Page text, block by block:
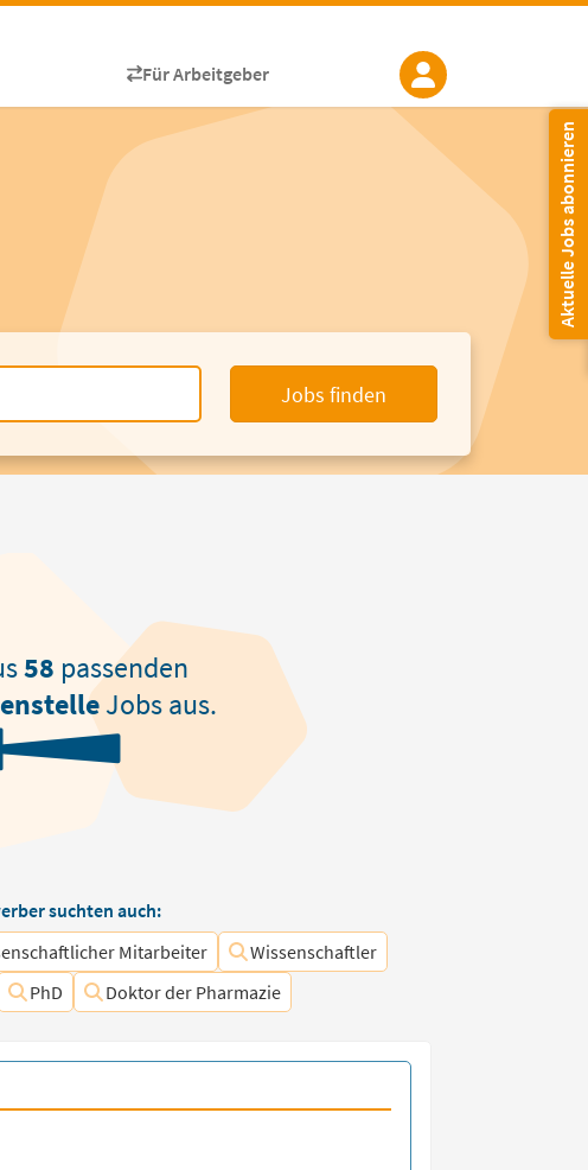
Für Arbeitgeber
Aktuelle Jobs abonnieren
Jobs finden
58 passenden
Jobs aus.
suchten auch:
Mitarbeiter
Wissenschaftler
PhD Doktor der Pharmazie